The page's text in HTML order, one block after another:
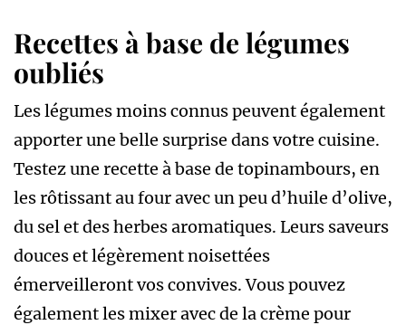
Recettes à base de légumes
oubliés
Les légumes moins connus peuvent également
apporter une belle surprise dans votre cuisine.
Testez une recette à base de topinambours, en
les rôtissant au four avec un peu d’huile d’olive,
du sel et des herbes aromatiques. Leurs saveurs
douces et légèrement noisettées
émerveilleront vos convives. Vous pouvez
également les mixer avec de la crème pour